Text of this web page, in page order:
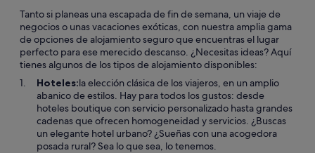
Tanto si planeas una escapada de fin de semana, un viaje de
negocios o unas vacaciones exóticas, con nuestra amplia gama
de opciones de alojamiento seguro que encuentras el lugar
perfecto para ese merecido descanso. ¿Necesitas ideas? Aquí
tienes algunos de los tipos de alojamiento disponibles:
Hoteles:la elección clásica de los viajeros, en un amplio
abanico de estilos. Hay para todos los gustos: desde
hoteles boutique con servicio personalizado hasta grandes
cadenas que ofrecen homogeneidad y servicios. ¿Buscas
un elegante hotel urbano? ¿Sueñas con una acogedora
posada rural? Sea lo que sea, lo tenemos.